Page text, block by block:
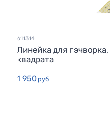
611314
Линейка для
квадрата
1 950 руб